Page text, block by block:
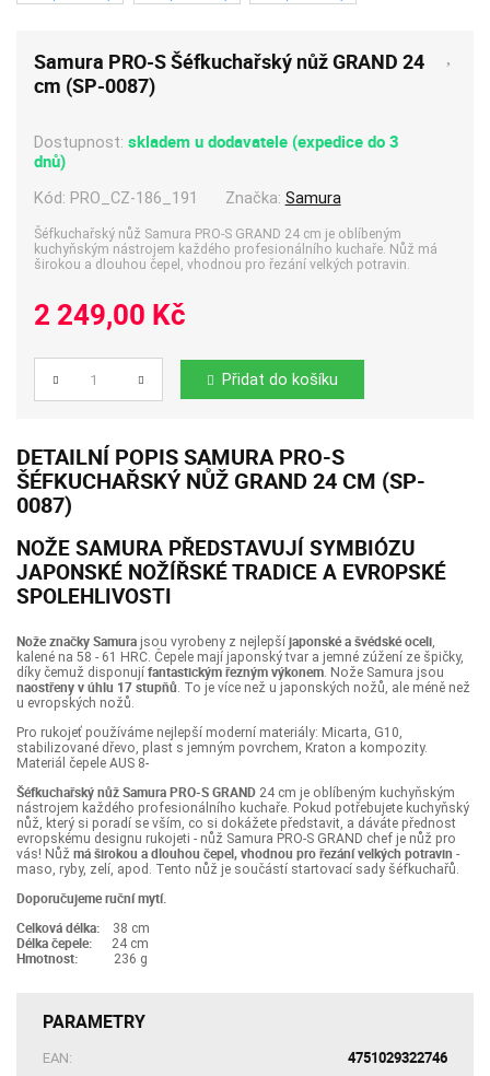
Samura PRO-S Šéfkuchařský nůž GRAND 24
cm (SP-0087)
Dostupnost:skladem u dodavatele (expedice do 3
dnů)
Kód: PRO_CZ-186_191 Značka: Samura
Šéfkuchařský nůž Samura PRO-S GRAND 24 cm je oblíbeným
kuchyňským nástrojem každého profesionálního kuchaře. Nůž má
širokou a dlouhou čepel, vhodnou pro řezání velkých potravin.
2 249,00 Kč
Počet Přidat do košíku
DETAILNÍ POPIS SAMURA PRO-S
ŠÉFKUCHAŘSKÝ NŮŽ GRAND 24 CM (SP-
0087)
NOŽE SAMURA PŘEDSTAVUJÍ SYMBIÓZU
JAPONSKÉ NOŽÍŘSKÉ TRADICE A EVROPSKÉ
SPOLEHLIVOSTI
Nože značky Samura jsou vyrobeny z nejlepší japonské a švédské oceli,
kalené na 58 - 61 HRC. Čepele mají japonský tvar a jemné zúžení ze špičky,
díky čemuž disponují fantastickým řezným výkonem. Nože Samura jsou
naostřeny v úhlu 17 stupňů. To je více než u japonských nožů, ale méně než
u evropských nožů.
Pro rukojeť používáme nejlepší moderní materiály: Micarta, G10,
stabilizované dřevo, plast s jemným povrchem, Kraton a kompozity.
Materiál čepele AUS 8-
Šéfkuchařský nůž Samura PRO-S GRAND 24 cm je oblíbeným kuchyňským
nástrojem každého profesionálního kuchaře. Pokud potřebujete kuchyňský
nůž, který si poradí se vším, co si dokážete představit, a dáváte přednost
evropskému designu rukojeti - nůž Samura PRO-S GRAND chef je nůž pro
vás! Nůž má širokou a dlouhou čepel, vhodnou pro řezání velkých potravin -
maso, ryby, zelí, apod. Tento nůž je součástí startovací sady šéfkuchařů.
Doporučujeme ruční mytí.
Celková délka: 38 cm
Délka čepele: 24 cm
Hmotnost: 236 ​g
PARAMETRY
EAN: 4751029322746